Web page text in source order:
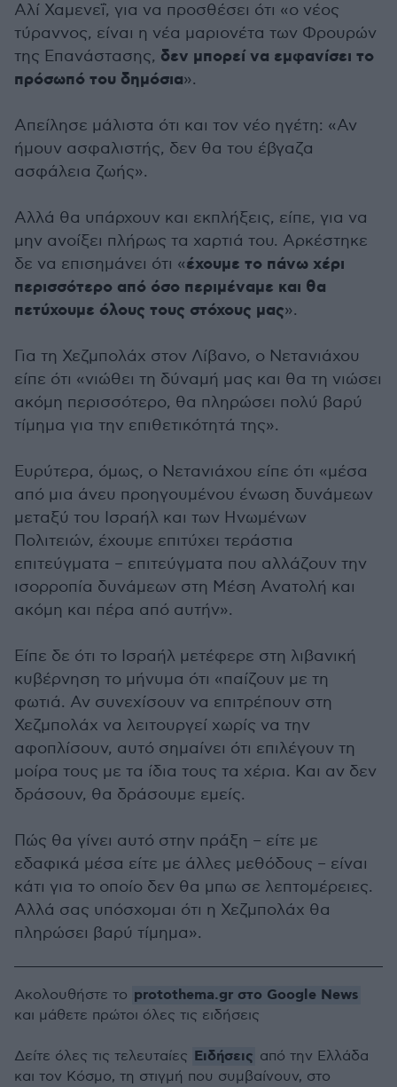
Αλί Χαμενεΐ, για να προσθέσει ότι «ο νέος
τύραννος, είναι η νέα μαριονέτα των Φρουρών
της Επανάστασης, δεν μπορεί να εμφανίσει το
πρόσωπό του δημόσια».
Απείλησε μάλιστα ότι και τον νέο ηγέτη: «Αν
ήμουν ασφαλιστής, δεν θα του έβγαζα
ασφάλεια ζωής».
Αλλά θα υπάρχουν και εκπλήξεις, είπε, για να
μην ανοίξει πλήρως τα χαρτιά του. Αρκέστηκε
δε να επισημάνει ότι «έχουμε το πάνω χέρι
περισσότερο από όσο περιμέναμε και θα
πετύχουμε όλους τους στόχους μας».
Για τη Χεζμπολάχ στον Λίβανο, ο Νετανιάχου
είπε ότι «νιώθει τη δύναμή μας και θα τη νιώσει
ακόμη περισσότερο, θα πληρώσει πολύ βαρύ
τίμημα για την επιθετικότητά της».
Ευρύτερα, όμως, ο Νετανιάχου είπε ότι «μέσα
από μια άνευ προηγουμένου ένωση δυνάμεων
μεταξύ του Ισραήλ και των Ηνωμένων
Πολιτειών, έχουμε επιτύχει τεράστια
επιτεύγματα – επιτεύγματα που αλλάζουν την
ισορροπία δυνάμεων στη Μέση Ανατολή και
ακόμη και πέρα από αυτήν».
Είπε δε ότι το Ισραήλ μετέφερε στη λιβανική
κυβέρνηση το μήνυμα ότι «παίζουν με τη
φωτιά. Αν συνεχίσουν να επιτρέπουν στη
Χεζμπολάχ να λειτουργεί χωρίς να την
αφοπλίσουν, αυτό σημαίνει ότι επιλέγουν τη
μοίρα τους με τα ίδια τους τα χέρια. Και αν δεν
δράσουν, θα δράσουμε εμείς.
Πώς θα γίνει αυτό στην πράξη – είτε με
εδαφικά μέσα είτε με άλλες μεθόδους – είναι
κάτι για το οποίο δεν θα μπω σε λεπτομέρειες.
Αλλά σας υπόσχομαι ότι η Χεζμπολάχ θα
πληρώσει βαρύ τίμημα».
Ακολουθήστε το protothema.gr στο Google News
και μάθετε πρώτοι όλες τις ειδήσεις
Δείτε όλες τις τελευταίες Ειδήσεις από την Ελλάδα
και τον Κόσμο, τη στιγμή που συμβαίνουν, στο